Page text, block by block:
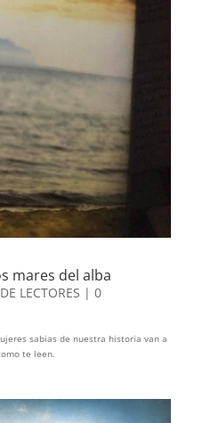
mares del alba
LECTORES | 0
sabias de nuestra historia van a
te leen.